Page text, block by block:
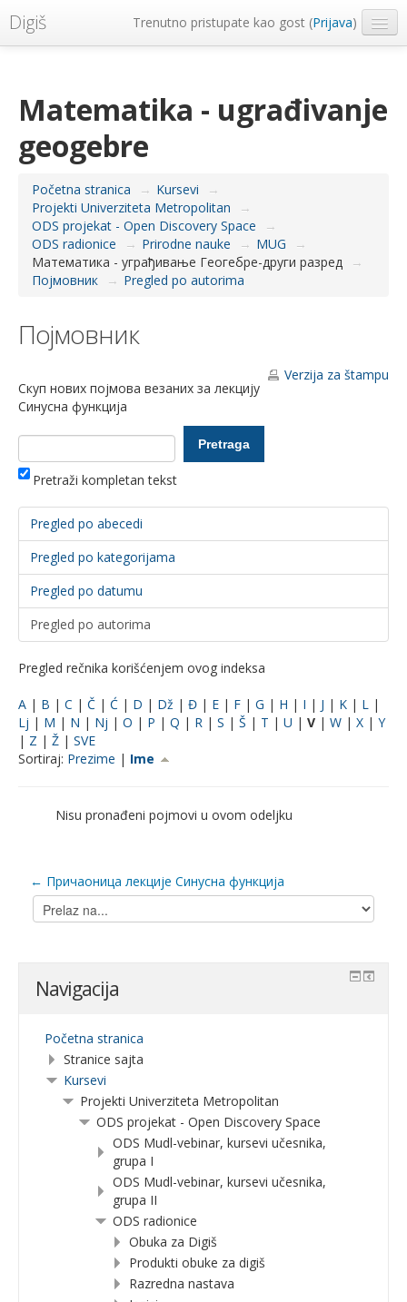
Digiš Trenutno pristupate kao gost (Prijava)
Matematika - ugrađivanje
geogebre
Početna stranica → Kursevi
→
Projekti Univerziteta Metropolitan
→
ODS projekat - Open Discovery Space
→
ODS radionice
→ Prirodne nauke → MUG
→
Математика - уграђивање Геогебре-други разред
→
Појмовник
→ Pregled po autorima
Појмовник
Verzija za štampu
Скуп нових појмова везаних за лекцију
Синусна функција
Pretraži kompletan tekst
Pregled po abecedi
Pregled po kategorijama
Pregled po datumu
Pregled po autorima
Pregled rečnika korišćenjem ovog indeksa
A | B | C | Č | Ć | D | Dž | Đ | E | F | G | H | I | J | K | L |
Lj | M | N | Nj | O | P | Q | R | S | Š | T | U | V | W | X | Y
| Z | Ž | SVE
Sortiraj: Prezime | Ime
Nisu pronađeni pojmovi u ovom odeljku
← Причаоница лекције Синусна функција
Prelaz
na...
Navigacija
Početna stranica
Stranice sajta
Kursevi
Projekti Univerziteta Metropolitan
ODS projekat - Open Discovery Space
ODS Mudl-vebinar, kursevi učesnika,
grupa I
ODS Mudl-vebinar, kursevi učesnika,
grupa II
ODS radionice
Obuka za Digiš
Produkti obuke za digiš
Razredna nastava